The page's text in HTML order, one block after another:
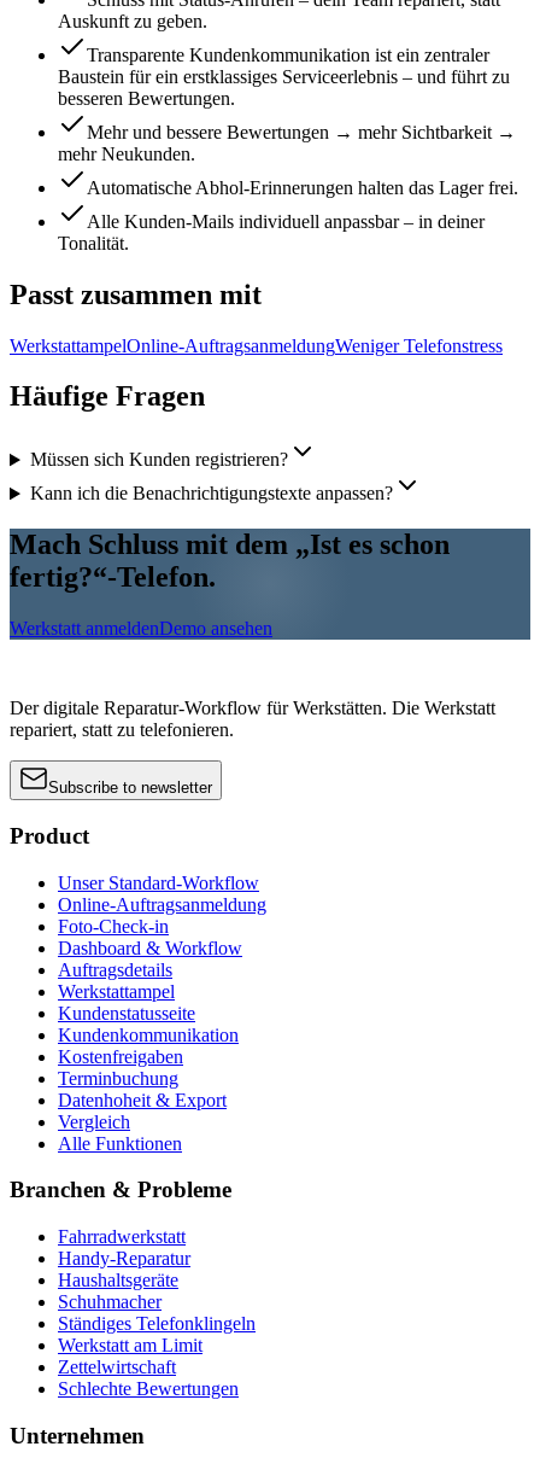
Auskunft zu geben.
Transparente Kundenkommunikation ist ein zentraler
Baustein für ein erstklassiges Serviceerlebnis – und führt zu
besseren Bewertungen.
Mehr und bessere Bewertungen → mehr Sichtbarkeit →
mehr Neukunden.
Automatische Abhol-Erinnerungen halten das Lager frei.
Alle Kunden-Mails individuell anpassbar – in deiner
Tonalität.
Passt zusammen mit
WerkstattampelOnline-AuftragsanmeldungWeniger Telefonstress
Häufige Fragen
Müssen sich Kunden registrieren?
Kann ich die Benachrichtigungstexte anpassen?
Mach Schluss mit dem „Ist es schon
fertig?“-Telefon.
Werkstatt anmeldenDemo ansehen
Der digitale Reparatur-Workflow für Werkstätten. Die Werkstatt
repariert, statt zu telefonieren.
Subscribe to newsletter
Product
Unser Standard-Workflow
Online-Auftragsanmeldung
Foto-Check-in
Dashboard & Workflow
Auftragsdetails
Werkstattampel
Kundenstatusseite
Kundenkommunikation
Kostenfreigaben
Terminbuchung
Datenhoheit & Export
Vergleich
Alle Funktionen
Branchen & Probleme
Fahrradwerkstatt
Handy-Reparatur
Haushaltsgeräte
Schuhmacher
Ständiges Telefonklingeln
Werkstatt am Limit
Zettelwirtschaft
Schlechte Bewertungen
Unternehmen